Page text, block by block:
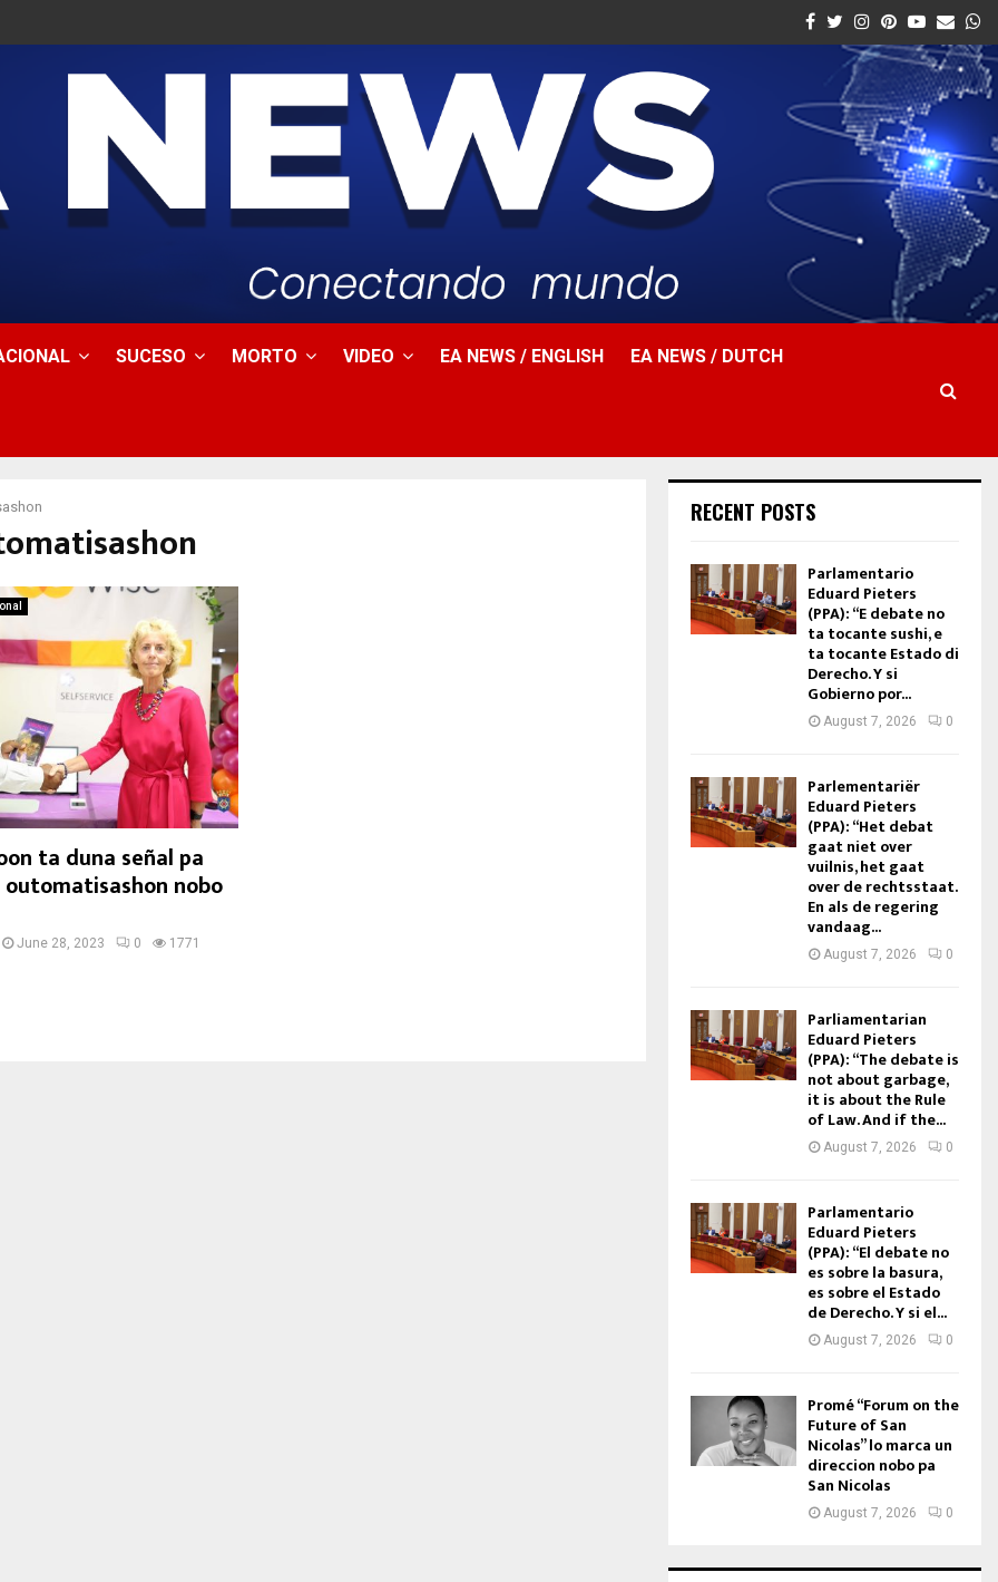
Facebook
Twitter
Instagram
Pinterest
Youtube
Email
SUCESO MORTO VIDEO EA NEWS / ENGLISH EA NEWS / DUTCH
ta duna señal pa
nobo
June 28, 2023 0 1771
RECENT POSTS
Parlamentario
Eduard Pieters
(PPA): “E debate no
ta tocante sushi, e
ta tocante Estado di
Derecho. Y si
Gobierno por...
August 7, 2026 0
Parlementariër
Eduard Pieters
(PPA): “Het debat
gaat niet over
vuilnis, het gaat
over de rechtsstaat.
En als de regering
vandaag...
August 7, 2026 0
Parliamentarian
Eduard Pieters
(PPA): “The debate is
not about garbage,
it is about the Rule
of Law. And if the...
August 7, 2026 0
Parlamentario
Eduard Pieters
(PPA): “El debate no
es sobre la basura,
es sobre el Estado
de Derecho. Y si el...
August 7, 2026 0
Promé “Forum on the
Future of San
Nicolas” lo marca un
direccion nobo pa
San Nicolas
August 7, 2026 0